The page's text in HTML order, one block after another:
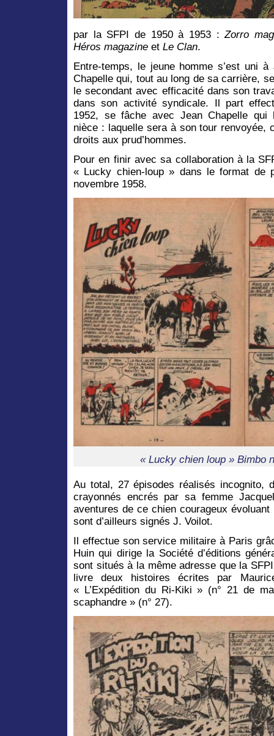
par la SFPI de 1950 à 1953 :Zorro
Héros magazine et Le Clan.
Entre-temps, le jeune homme s’est uni
Chapelle qui, tout au long de sa carrière,
le secondant avec efficacité dans son
dans son activité syndicale. Il part
1952, se fâche avec Jean Chapelle
nièce : laquelle sera à son tour renvoyée,
droits aux prud’hommes.
Pour en finir avec sa collaboration à la
« Lucky chien-loup » dans le format de
novembre 1958.
« Lucky chien loup » Bimbo
Au total, 27 épisodes réalisés incognito,
crayonnés encrés par sa femme
aventures de ce chien courageux
sont d’ailleurs signés J. Voilot.
Il effectue son service militaire à Paris
Huin qui dirige la Société d’éditions
sont situés à la même adresse que la
livre deux histoires écrites par
« L’Expédition du Ri-Kiki » (n° 21 de
scaphandre » (n° 27).